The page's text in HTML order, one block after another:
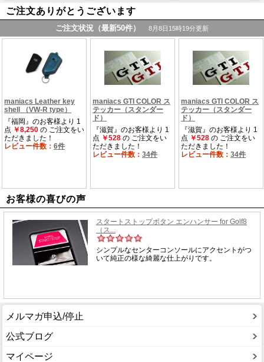
ご注文ありがとうございます
お客様の喜びの声
メルマガ申込/停止
公式ブログ
マイページ